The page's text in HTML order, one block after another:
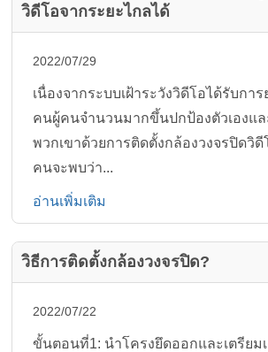
วิดีโอจากระยะไกลได้
2022/07/29
เนื่องจากระบบเฝ้าระวังวิดีโอได้รับกา
คนผู้คนจำนวนมากขึ้นปกป้องตัวเองแ
พวกเขาด้วยการติดตั้งกล้องวงจรปิดวิดี
คนจะพบว่า...
อ่านเพิ่มเติม
วิธีการติดตั้งกล้องวงจรปิด?
2022/07/22
ขั้นตอนที่1: นำโครงยึดออกและเตรียม